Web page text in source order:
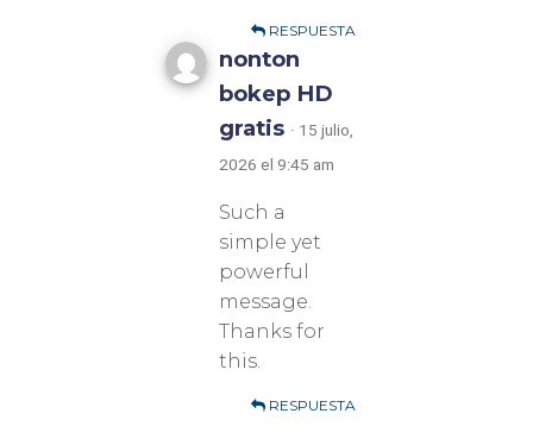
RESPUESTA
nonton
bokep HD
gratis · 15 julio,
2026 el 9:45 am
Such a
simple yet
powerful
message.
Thanks for
this.
RESPUESTA